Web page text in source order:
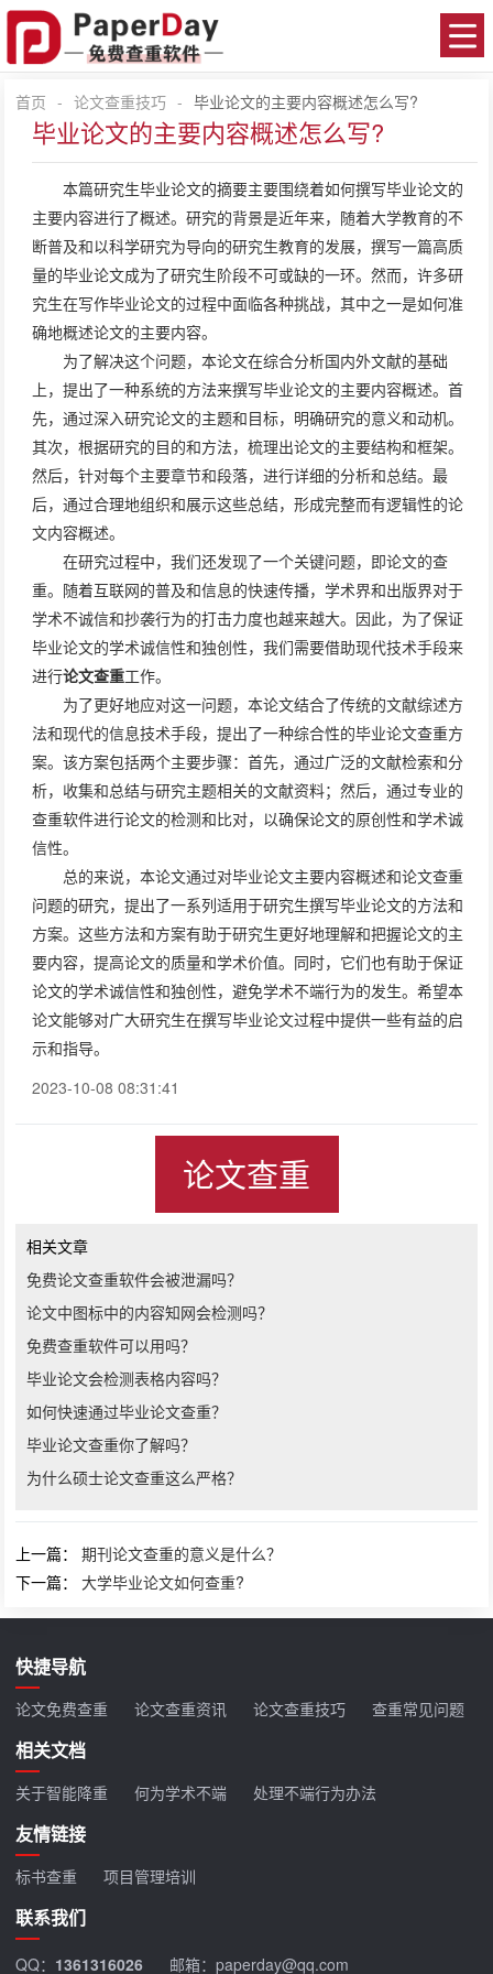
首页 - 论文查重技巧 - 毕业论文的主要内容概述怎么写?
毕业论文的主要内容概述怎么写?
本篇研究生毕业论文的摘要主要围绕着如何撰写毕业论文的
主要内容进行了概述。研究的背景是近年来，随着大学教育的不
断普及和以科学研究为导向的研究生教育的发展，撰写一篇高质
量的毕业论文成为了研究生阶段不可或缺的一环。然而，许多研
究生在写作毕业论文的过程中面临各种挑战，其中之一是如何准
确地概述论文的主要内容。
为了解决这个问题，本论文在综合分析国内外文献的基础
上，提出了一种系统的方法来撰写毕业论文的主要内容概述。首
先，通过深入研究论文的主题和目标，明确研究的意义和动机。
其次，根据研究的目的和方法，梳理出论文的主要结构和框架。
然后，针对每个主要章节和段落，进行详细的分析和总结。最
后，通过合理地组织和展示这些总结，形成完整而有逻辑性的论
文内容概述。
在研究过程中，我们还发现了一个关键问题，即论文的查
重。随着互联网的普及和信息的快速传播，学术界和出版界对于
学术不诚信和抄袭行为的打击力度也越来越大。因此，为了保证
毕业论文的学术诚信性和独创性，我们需要借助现代技术手段来
进行论文查重工作。
为了更好地应对这一问题，本论文结合了传统的文献综述方
法和现代的信息技术手段，提出了一种综合性的毕业论文查重方
案。该方案包括两个主要步骤：首先，通过广泛的文献检索和分
析，收集和总结与研究主题相关的文献资料；然后，通过专业的
查重软件进行论文的检测和比对，以确保论文的原创性和学术诚
信性。
总的来说，本论文通过对毕业论文主要内容概述和论文查重
问题的研究，提出了一系列适用于研究生撰写毕业论文的方法和
方案。这些方法和方案有助于研究生更好地理解和把握论文的主
要内容，提高论文的质量和学术价值。同时，它们也有助于保证
论文的学术诚信性和独创性，避免学术不端行为的发生。希望本
论文能够对广大研究生在撰写毕业论文过程中提供一些有益的启
示和指导。
2023-10-08 08:31:41
论文查重
相关文章
免费论文查重软件会被泄漏吗？
论文中图标中的内容知网会检测吗？
免费查重软件可以用吗？
毕业论文会检测表格内容吗？
如何快速通过毕业论文查重？
毕业论文查重你了解吗？
为什么硕士论文查重这么严格？
上一篇：期刊论文查重的意义是什么？
下一篇：大学毕业论文如何查重?
快捷导航
论文免费查重 论文查重资讯 论文查重技巧 查重常见问题
相关文档
关于智能降重 何为学术不端 处理不端行为办法
友情链接
标书查重 项目管理培训
联系我们
QQ： 1361316026 邮箱：paperday@qq.com